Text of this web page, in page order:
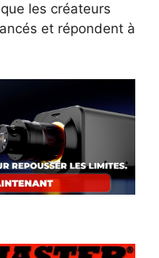
les créateurs
et répondent à